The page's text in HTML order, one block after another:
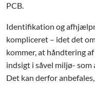
PCB.
Identifikation og
kompliceret – idet det
kommer, at håndtering
indsigt i såvel miljø-
Det kan derfor